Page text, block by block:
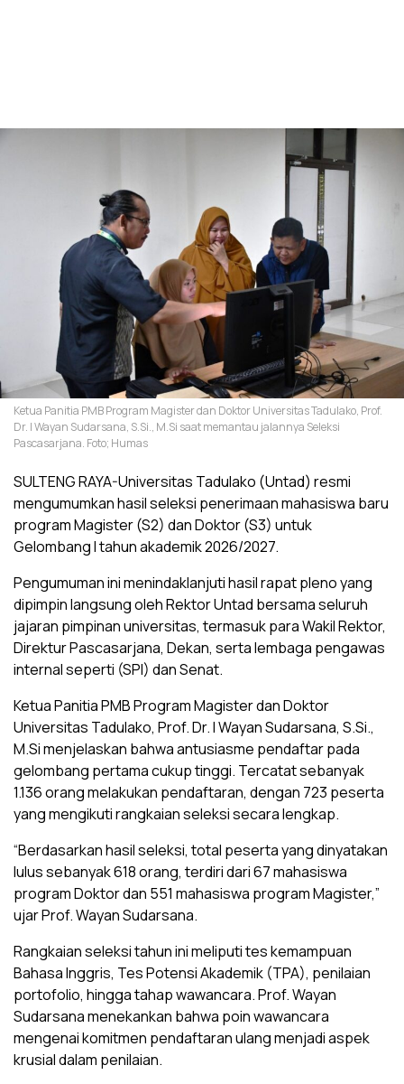
Ketua Panitia PMB Program Magister dan Doktor Universitas Tadulako, Prof.
Dr. I Wayan Sudarsana, S.Si., M.Si saat memantau jalannya Seleksi
Pascasarjana. Foto; Humas
SULTENG RAYA-Universitas Tadulako (Untad) resmi
mengumumkan hasil seleksi penerimaan mahasiswa baru
program Magister (S2) dan Doktor (S3) untuk
Gelombang I tahun akademik 2026/2027.
Pengumuman ini menindaklanjuti hasil rapat pleno yang
dipimpin langsung oleh Rektor Untad bersama seluruh
jajaran pimpinan universitas, termasuk para Wakil Rektor,
Direktur Pascasarjana, Dekan, serta lembaga pengawas
internal seperti (SPI) dan Senat.
Ketua Panitia PMB Program Magister dan Doktor
Universitas Tadulako, Prof. Dr. I Wayan Sudarsana, S.Si.,
M.Si menjelaskan bahwa antusiasme pendaftar pada
gelombang pertama cukup tinggi. Tercatat sebanyak
1.136 orang melakukan pendaftaran, dengan 723 peserta
yang mengikuti rangkaian seleksi secara lengkap.
“Berdasarkan hasil seleksi, total peserta yang dinyatakan
lulus sebanyak 618 orang, terdiri dari 67 mahasiswa
program Doktor dan 551 mahasiswa program Magister,”
ujar Prof. Wayan Sudarsana.
Rangkaian seleksi tahun ini meliputi tes kemampuan
Bahasa Inggris, Tes Potensi Akademik (TPA), penilaian
portofolio, hingga tahap wawancara. Prof. Wayan
Sudarsana menekankan bahwa poin wawancara
mengenai komitmen pendaftaran ulang menjadi aspek
krusial dalam penilaian.